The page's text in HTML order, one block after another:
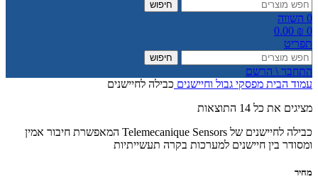
חיפוש
0 השווה
0
0.00 ₪
תפריט
חיפוש
התחבר \ הרשם
עמוד הבית מפסקי גבול וחיישנים כבילה לחיישנים
מציגים את כל ⁦14⁩ התוצאות
כבילה לחיישנים של Telemecanique Sensors המאפשרת חיבור אמין
ומסודר בין חיישנים למערכות בקרה תעשייתיות
מחיר